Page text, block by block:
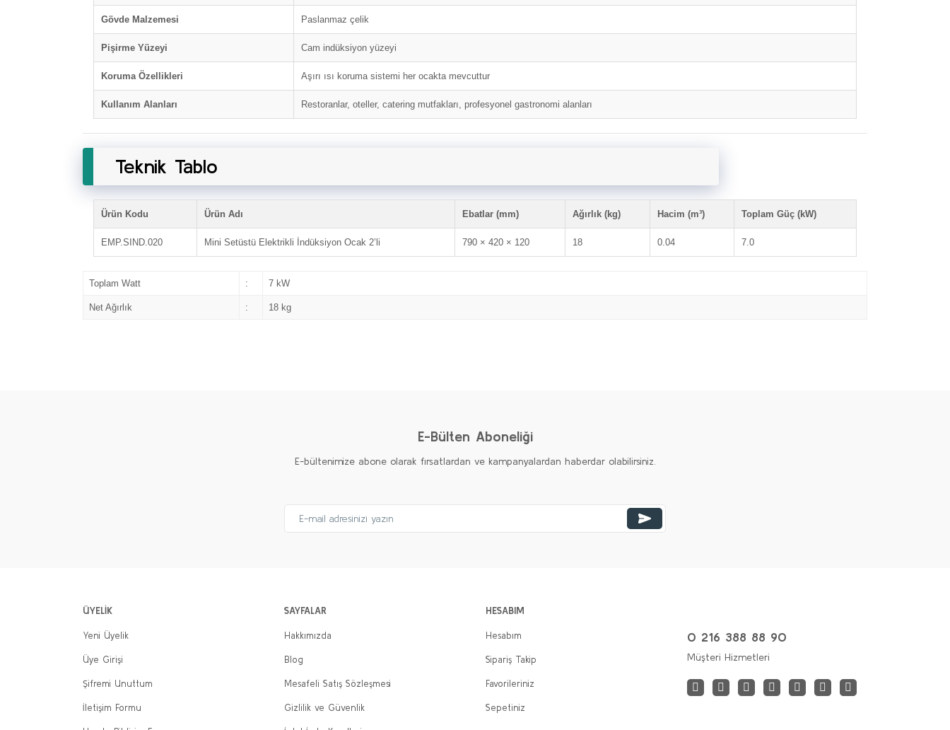
Gövde Malzemesi Paslanmaz çelik
Pişirme Yüzeyi Cam indüksiyon yüzeyi
Koruma Özellikleri Aşırı ısı koruma sistemi her ocakta mevcuttur
Kullanım Alanları Restoranlar, oteller, catering mutfakları, profesyonel gastronomi alanları
Teknik Tablo
Ürün Kodu Ürün Adı Ebatlar (mm) Ağırlık (kg) Hacim (m³) Toplam Güç (kW)
EMP.SIND.020 Mini Setüstü Elektrikli İndüksiyon Ocak 2’li 790 × 420 × 120 18 0.04 7.0
Toplam Watt : 7 kW
Net Ağırlık : 18 kg
E-Bülten Aboneliği
E-bültenimize abone olarak fırsatlardan ve kampanyalardan haberdar olabilirsiniz.
ÜYELİK
Yeni Üyelik
Üye Girişi
Şifremi Unuttum
İletişim Formu
SAYFALAR
Hakkımızda
Blog
Mesafeli Satış Sözleşmesi
Gizlilik ve Güvenlik
HESABIM
Hesabım
Sipariş Takip
Favorileriniz
Sepetiniz
0 216 388 88 90
Müşteri Hizmetleri